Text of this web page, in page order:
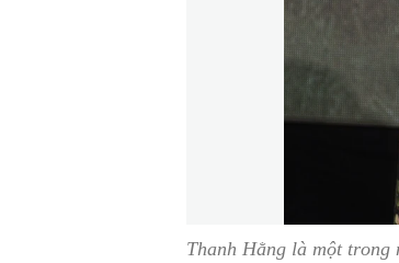
Thanh Hằng là một